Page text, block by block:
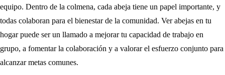
equipo. Dentro de la colmena, cada abeja tiene un papel importante, y
todas colaboran para el bienestar de la comunidad. Ver abejas en tu
hogar puede ser un llamado a mejorar tu capacidad de trabajo en
grupo, a fomentar la colaboración y a valorar el esfuerzo conjunto para
alcanzar metas comunes.